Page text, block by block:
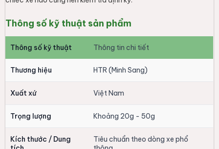
Thông số kỹ thuật sản phẩm
Thông số kỹ thuật Thông tin chi tiết
Thương hiệu HTR (Minh Sang)
Xuất xứ Việt Nam
Trọng lượng Khoảng 20g - 50g
Kích thước / Dung
Tiêu chuẩn theo dòng xe phổ